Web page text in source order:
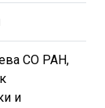
СО РАН,
и